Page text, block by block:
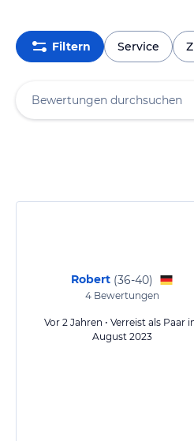
Filtern Service
Robert (36-40)
4 Bewertungen
Vor 2 Jahren • Verreist als Paar
August 2023